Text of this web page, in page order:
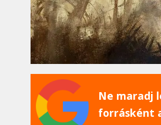
Ne maradj
forrásként